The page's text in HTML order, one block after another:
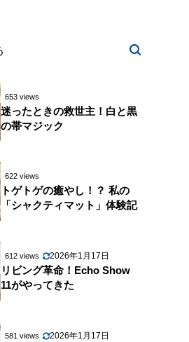
653 views
迷ったときの救世主！白と黒
の帯マジック
622 views
トゲトゲの癒やし！？ 私の
「シャクティマット」体験記
612 views 2026年1月17日
リビング革命！Echo Show
11がやってきた
581 views 2026年1月17日